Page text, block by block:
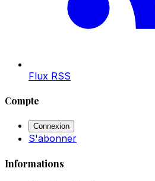
Flux RSS
Compte
Connexion
S'abonner
Informations